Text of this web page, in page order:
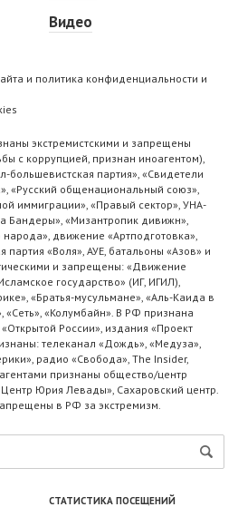
Видео
и политика конфиденциальности и
экстремистскими и запрещены
с коррупцией, признан иноагентом),
партия», «Свидетели
«Русский общенациональный союз»,
иммиграции», «Правый сектор», УНА-
Бандеры», «Мизантропик дивижн»,
движение «Артподготовка»,
партия «Воля», АУЕ, батальоны «Азов» и
и запрещены: «Движение
государство» (ИГ, ИГИЛ),
«Братья-мусульмане», «Аль-Каида в
«Сеть», «Колумбайн». В РФ признана
России», издания «Проект
телеканал «Дождь», «Медуза»,
радио «Свобода», The Insider,
признаны общество/центр
Юрия Левады», Сахаровский центр.
в РФ за экстремизм.
СТАТИСТИКА ПОСЕЩЕНИЙ